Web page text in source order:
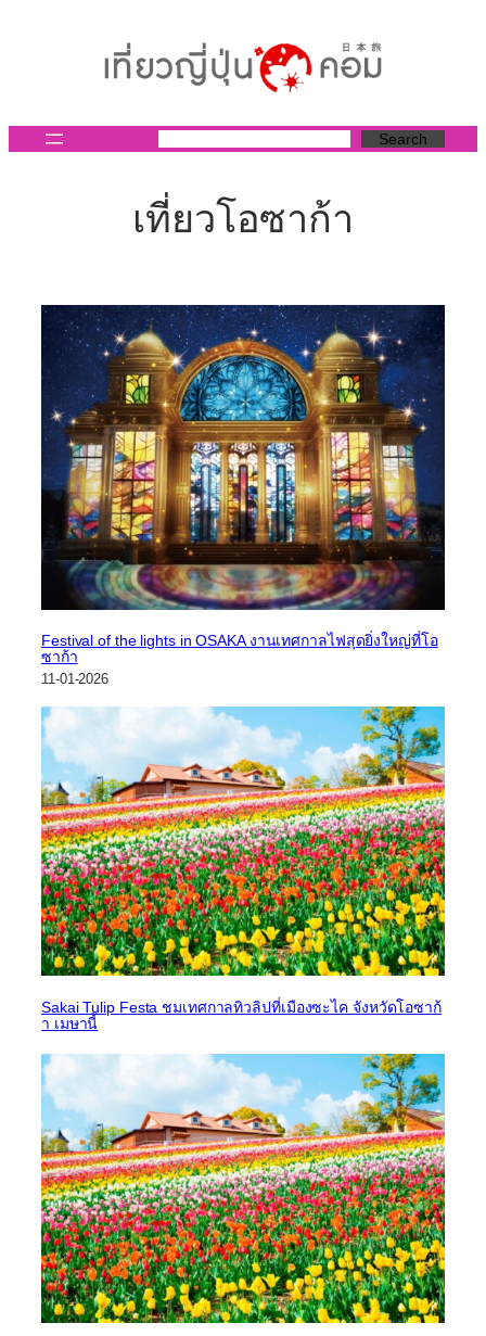
Search
เที่ยวโอซาก้า
Festival of the lights in OSAKA งานเทศกาลไฟสุดยิ่งใหญ่ที่โอ
ซาก้า
11-01-2026
Sakai Tulip Festa ชมเทศกาลทิวลิปที่เมืองซะไค จังหวัดโอซาก้
า เมษานี้